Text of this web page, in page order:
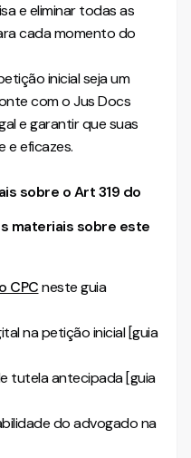
e eliminar todas as
cada momento do
inicial seja um
com o Jus Docs
e garantir que suas
e eficazes.
sobre o Art 319 do
materiais sobre este
CPCneste guia
na petição inicial [guia
tutela antecipada [guia
do advogado na